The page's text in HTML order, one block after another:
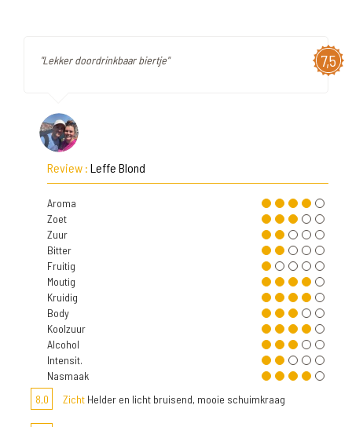
7,5
"Lekker doordrinkbaar biertje"
Review : Leffe Blond
Aroma
Zoet
Zuur
Bitter
Fruitig
Moutig
Kruidig
Body
Koolzuur
Alcohol
Intensit.
Nasmaak
8,0
Zicht Helder en licht bruisend, mooie schuimkraag